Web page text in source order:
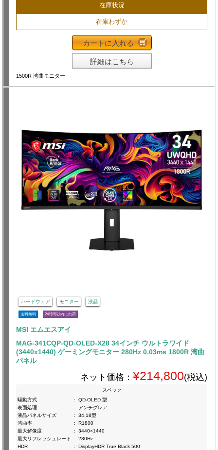
在庫状況
在庫わずか
カートに入れる
詳細はこちら
1500R 湾曲モニター
ハードウェア モニター 液晶
送料無料 24時間以内に出荷
MSI エムエスアイ
MAG-341CQP-QD-OLED-X28 34インチ ウルトラワイド
(3440x1440) ゲーミングモニター 280Hz 0.03ms 1800R 湾曲
パネル
ネット価格： ¥214,800(税込)
スペック
駆動方式
:
QD-OLED 型
表面処理
:
アンチグレア
液晶パネルサイズ
:
34.18型
湾曲率
:
R1800
最大解像度
:
3440×1440
最大リフレッシュレート
:
280Hz
HDR
:
DisplayHDR True Black 500